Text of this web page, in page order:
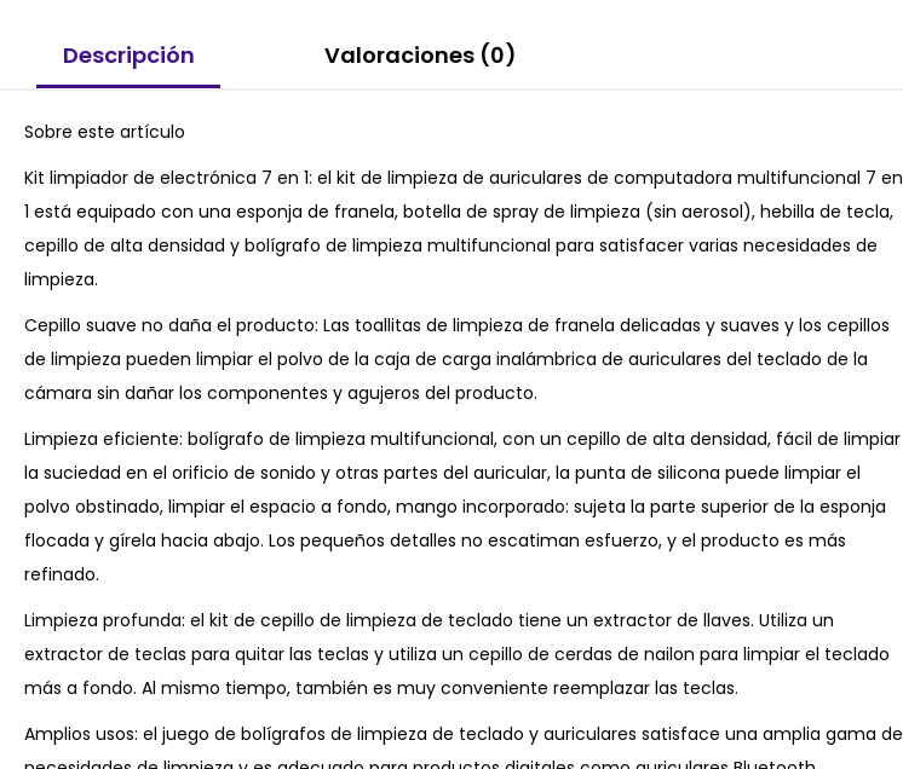
Descripción Valoraciones (0)
Sobre este artículo
Kit limpiador de electrónica 7 en 1: el kit de limpieza de auriculares de computadora multifuncional 7 en
1 está equipado con una esponja de franela, botella de spray de limpieza (sin aerosol), hebilla de tecla,
cepillo de alta densidad y bolígrafo de limpieza multifuncional para satisfacer varias necesidades de
limpieza.
Cepillo suave no daña el producto: Las toallitas de limpieza de franela delicadas y suaves y los cepillos
de limpieza pueden limpiar el polvo de la caja de carga inalámbrica de auriculares del teclado de la
cámara sin dañar los componentes y agujeros del producto.
Limpieza eficiente: bolígrafo de limpieza multifuncional, con un cepillo de alta densidad, fácil de limpiar
la suciedad en el orificio de sonido y otras partes del auricular, la punta de silicona puede limpiar el
polvo obstinado, limpiar el espacio a fondo, mango incorporado: sujeta la parte superior de la esponja
flocada y gírela hacia abajo. Los pequeños detalles no escatiman esfuerzo, y el producto es más
refinado.
Limpieza profunda: el kit de cepillo de limpieza de teclado tiene un extractor de llaves. Utiliza un
extractor de teclas para quitar las teclas y utiliza un cepillo de cerdas de nailon para limpiar el teclado
más a fondo. Al mismo tiempo, también es muy conveniente reemplazar las teclas.
Amplios usos: el juego de bolígrafos de limpieza de teclado y auriculares satisface una amplia gama de